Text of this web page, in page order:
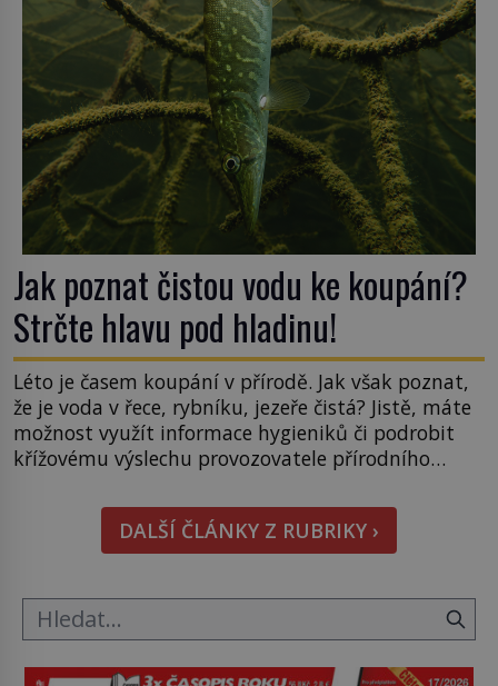
v rumunské vesnici Sapanta, nedaleko hranic […]
Jak poznat čistou vodu ke koupání?
Strčte hlavu pod hladinu!
Léto je časem koupání v přírodě. Jak však poznat,
že je voda v řece, rybníku, jezeře čistá? Jistě, máte
možnost využít informace hygieniků či podrobit
křížovému výslechu provozovatele přírodního
Podívat se pod hladinu a zjistit, kdo si onu
konkrétní vodní lokalitu oblíbil už dávno před
vámi. Říká se jim bioindikátory […]
DALŠÍ ČLÁNKY Z RUBRIKY ›